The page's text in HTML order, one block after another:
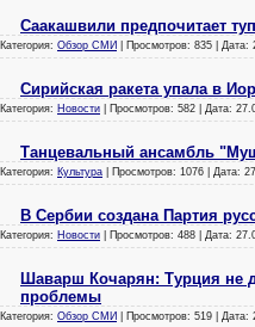
Саакашвили предпочитает
Категория: Обзор СМИ | Просмотров: 835 | Дата:
Сирийская ракета упала в
Категория: Новости | Просмотров: 582 | Дата:
Танцевальный ансамбль
Категория: Культура | Просмотров: 1076 | Дата:
В Сербии создана Партия
Категория: Новости | Просмотров: 488 | Дата:
Шаварш Кочарян: Турция не
проблемы
Категория: Обзор СМИ | Просмотров: 519 | Дата: